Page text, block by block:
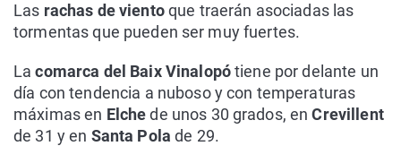
Las rachas de vientoque traerán asociadas las
tormentas que pueden ser muy fuertes.
Lacomarca del Baix Vinalopótiene por delante un
día con tendencia a nuboso y con temperaturas
máximas en Elchede unos 30 grados, enCrevillent
de 31 y en Santa Pola de 29.